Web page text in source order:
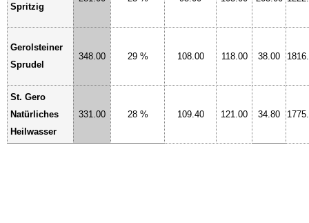
Spritzig
Gerolsteiner
Sprudel
348.00 29 % 108.00 118.00 38.00
St. Gero
Natürliches
Heilwasser
331.00 28 % 109.40 121.00 34.80